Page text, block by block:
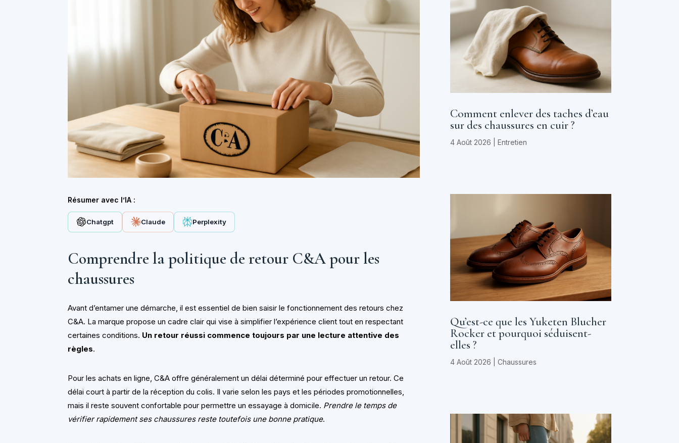
Résumer avec l’IA :
Chatgpt Claude Perplexity
Comprendre la politique de retour C&A pour les
chaussures
Avant d’entamer une démarche, il est essentiel de bien saisir le fonctionnement des retours chez
C&A. La marque propose un cadre clair qui vise à simplifier l’expérience client tout en respectant
certaines conditions. Un retour réussi commence toujours par une lecture attentive des
règles.
Pour les achats en ligne, C&A offre généralement un délai déterminé pour effectuer un retour. Ce
délai court à partir de la réception du colis. Il varie selon les pays et les périodes promotionnelles,
mais il reste souvent confortable pour permettre un essayage à domicile. Prendre le temps de
vérifier rapidement ses chaussures reste toutefois une bonne pratique.
Comment enlever des taches d’eau
sur des chaussures en cuir ?
4 Août 2026 Entretien
Qu’est-ce que les Yuketen Blucher
Rocker et pourquoi séduisent-
elles ?
4 Août 2026 Chaussures